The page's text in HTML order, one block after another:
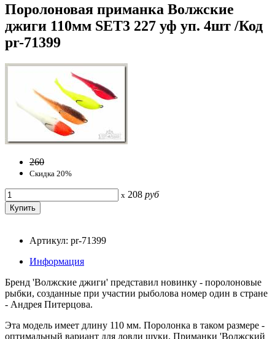
Поролоновая приманка Волжские
джиги 110мм SET3 227 уф уп. 4шт /Код
pr-71399
260
Скидка 20%
x 208 руб
Артикул: pr-71399
Информация
Бренд 'Волжские джиги' представил новинку - поролоновые
рыбки, созданные при участии рыболова номер один в стране
- Андрея Питерцова.
Эта модель имеет длину 110 мм. Поролонка в таком размере -
оптимальный вариант для ловли щуки. Приманки 'Волжский